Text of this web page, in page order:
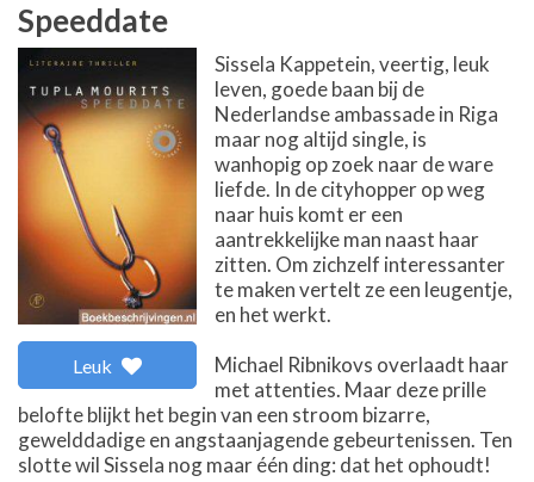
Speeddate
Leuk
Sissela Kappetein, veertig, leuk
leven, goede baan bij de
Nederlandse ambassade in Riga
maar nog altijd single, is
wanhopig op zoek naar de ware
liefde. In de cityhopper op weg
naar huis komt er een
aantrekkelijke man naast haar
zitten. Om zichzelf interessanter
te maken vertelt ze een leugentje,
en het werkt.
Michael Ribnikovs overlaadt haar
met attenties. Maar deze prille
belofte blijkt het begin van een stroom bizarre,
gewelddadige en angstaanjagende gebeurtenissen. Ten
slotte wil Sissela nog maar één ding: dat het ophoudt!